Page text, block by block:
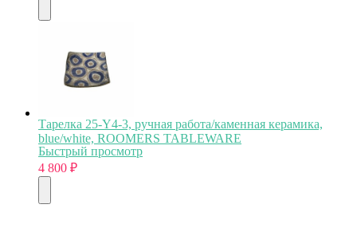
Тарелка 25-Y4-3, ручная работа/каменная керамика,
blue/white, ROOMERS TABLEWARE
Быстрый просмотр
4 800 ₽